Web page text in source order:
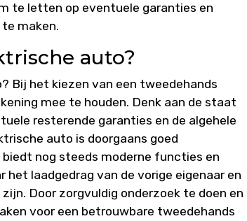
te letten op eventuele garanties en
maken.
auto?
Bij het kiezen van een tweedehands
mee te houden. Denk aan de staat
resterende garanties en de algehele
auto is doorgaans goed
nog steeds moderne functies en
laadgedrag van de vorige eigenaar en
Door zorgvuldig onderzoek te doen en
voor een betrouwbare tweedehands